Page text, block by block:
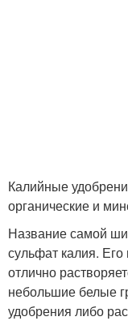
Калийные
органические и
Название самой
сульфат калия.
отлично
небольшие белые
удобрения либо